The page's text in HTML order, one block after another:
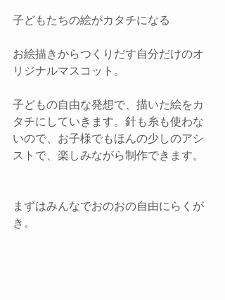
子どもたちの絵がカタチになる
お絵描きからつくりだす自分だけのオ
リジナルマスコット。
子どもの自由な発想で、描いた絵をカ
タチにしていきます。針も糸も使わな
いので、お子様でもほんの少しのアシ
ストで、楽しみながら制作できます。
まずはみんなでおのおの自由にらくが
き。